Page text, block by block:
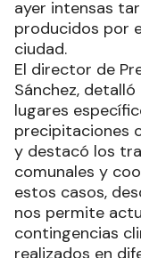
ayer intensas
producidos por
ciudad.
El director de
Sánchez,
lugares
precipitaciones
y destacó los
comunales y
estos casos,
nos permite
contingencias
realizados en